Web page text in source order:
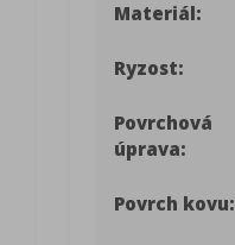
Materiál:
Ryzost:
Povrchová
úprava:
Povrch kovu: